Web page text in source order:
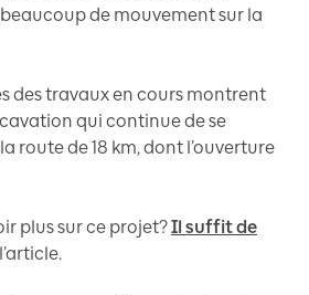
de mouvement sur la
des travaux en cours montrent
qui continue de se
route de 18 km, dont l’ouverture
plus sur ce projet?Il suffit de